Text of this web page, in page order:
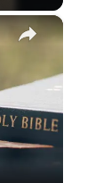
×